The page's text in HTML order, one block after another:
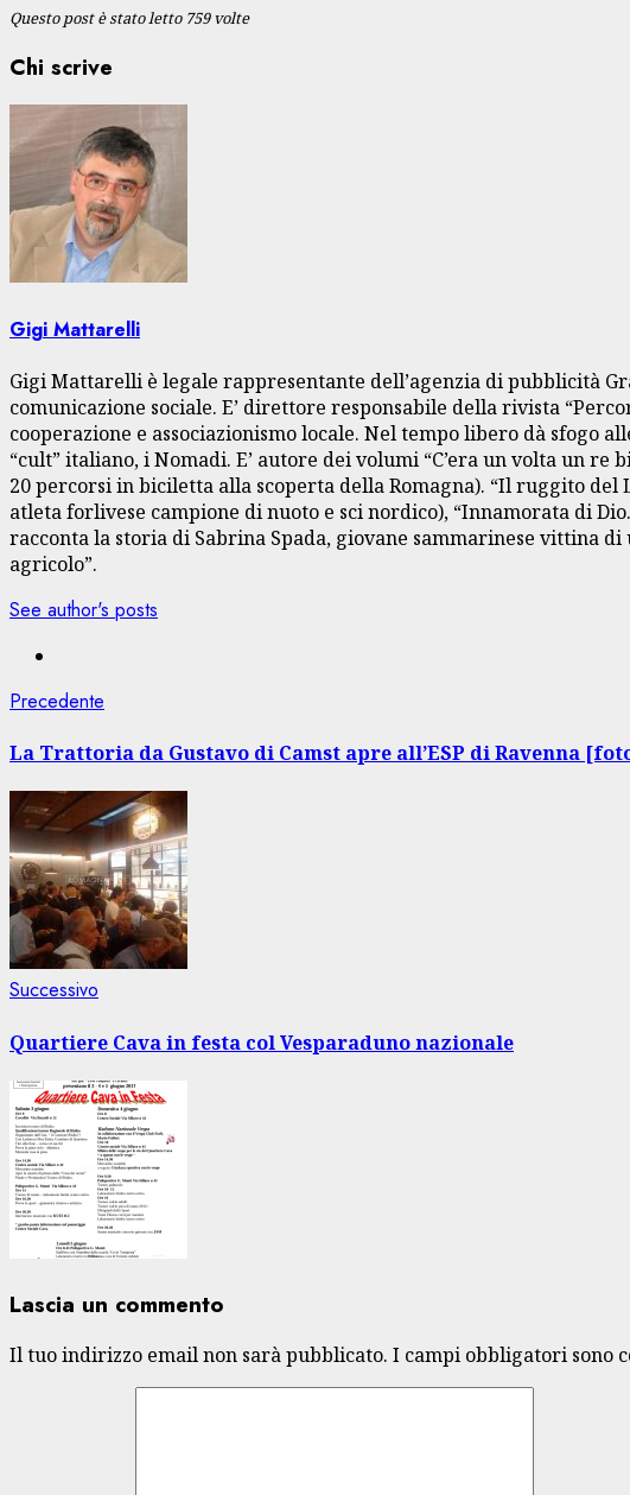
Questo post è stato letto 759 volte
Chi scrive
Gigi Mattarelli
Gigi Mattarelli è legale rappresentante dell’agenzia di pubblicità
comunicazione sociale. E’ direttore responsabile della rivista
cooperazione e associazionismo locale. Nel tempo libero dà sfogo
“cult” italiano, i Nomadi. E’ autore dei volumi “C’era un volta un
20 percorsi in biciletta alla scoperta della Romagna). “Il ruggito del
atleta forlivese campione di nuoto e sci nordico), “Innamorata di
racconta la storia di Sabrina Spada, giovane sammarinese vittina
agricolo”.
See author's posts
Navigazione
articolo
Precedente
La Trattoria da Gustavo di Camst apre all’ESP di Ravenna
Successivo
Quartiere Cava in festa col Vesparaduno nazionale
Lascia un commento
Il tuo indirizzo email non sarà pubblicato. I campi obbligatori sono